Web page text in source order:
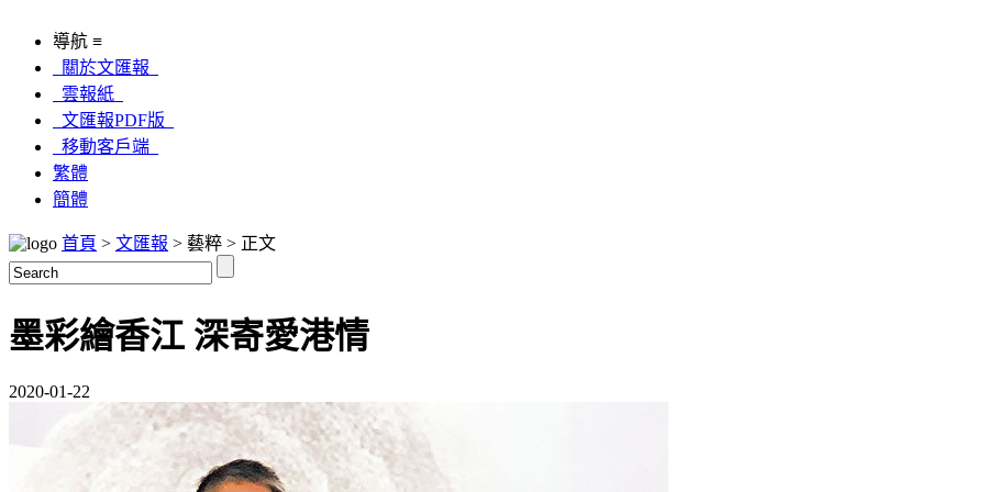
導航 ≡
關於文匯報
雲報紙
文匯報PDF版
移動客戶端
繁體
簡體
首頁 > 文匯報 > 藝粹 > 正文
墨彩繪香江 深寄愛港情
2020-01-22